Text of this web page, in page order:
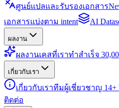
ศูนย์แปลและรับรองเอกสาร
เอกสารแบ่งตาม intent
AI
ผลงาน
ผลงานเคสที่เราทำสำเร็จ
เกี่ยวกับเรา
เกี่ยวกับเราทีมผู้เชี่ยวชาญ 14+
ติดต่อ